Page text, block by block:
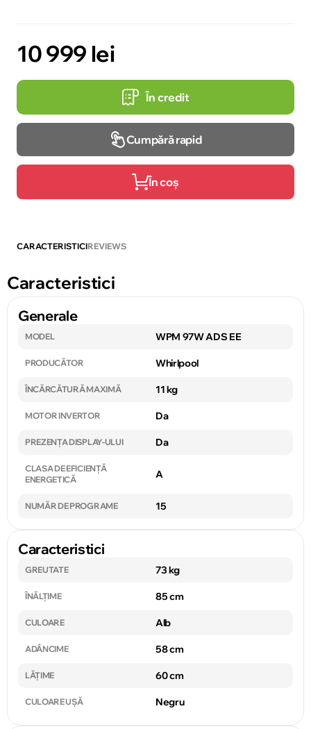
10 999 lei
În credit
Cumpără rapid
În coș
CARACTERISTICIREVIEWS
Caracteristici
Generale
MODEL WPM 97W ADS EE
PRODUCĂTOR Whirlpool
ÎNCĂRCĂTURĂ MAXIMĂ 11 kg
MOTOR INVERTOR Da
PREZENȚA DISPLAY-ULUI Da
CLASA DE EFICIENȚĂ
ENERGETICĂ
A
NUMĂR DE PROGRAME 15
Caracteristici
GREUTATE 73 kg
ÎNĂLȚIME 85 cm
CULOARE Alb
ADÂNCIME 58 cm
LĂȚIME 60 cm
CULOARE UȘĂ Negru